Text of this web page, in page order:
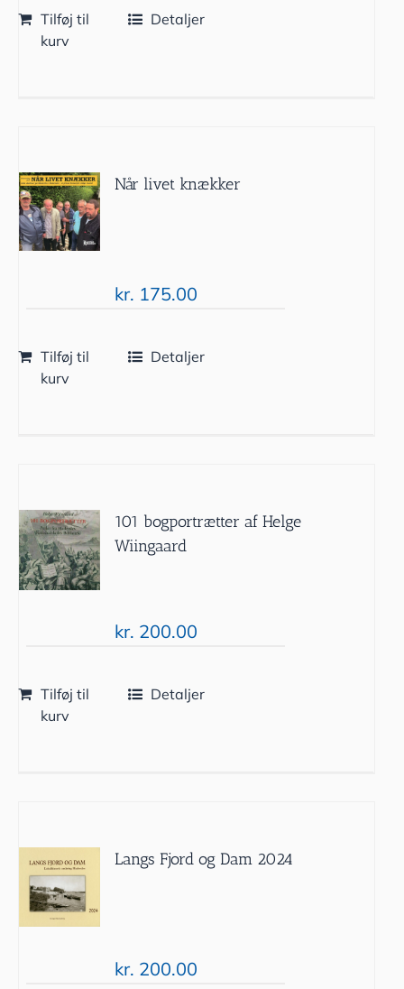
Tilføj til
kurv
Detaljer
Når livet knækker
kr. 175.00
Tilføj til
kurv
Detaljer
101 bogportrætter af Helge
Wiingaard
kr. 200.00
Tilføj til
kurv
Detaljer
Langs Fjord og Dam 2024
kr. 200.00